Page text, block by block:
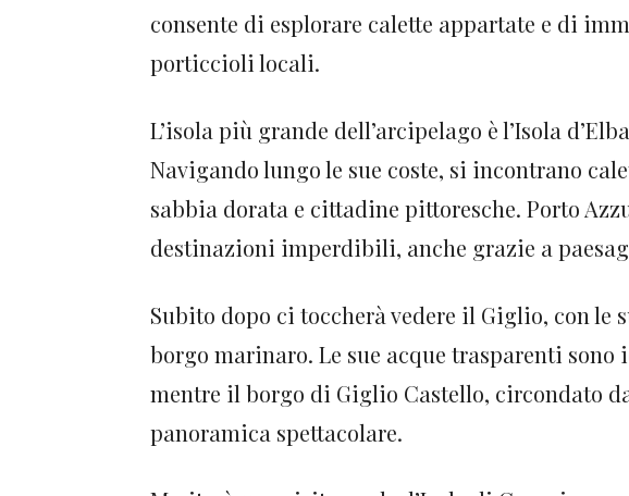
consente di esplorare calette appartate e di
porticcioli locali.
L’isola più grande dell’arcipelago è l’Isola
Navigando lungo le sue coste, si incontrano
sabbia dorata e cittadine pittoresche. Porto
destinazioni imperdibili, anche grazie a
Subito dopo ci toccherà vedere il Giglio, con le
borgo marinaro. Le sue acque trasparenti
mentre il borgo di Giglio Castello, circondato
panoramica spettacolare.